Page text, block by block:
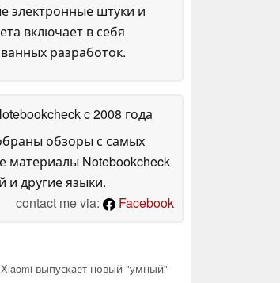
электронные штуки и
включает в себя
разработок.
c 2008 года
обзоры с самых
Notebookcheck
и другие языки.
contact me via:
Facebook
выпускает новый "умный"